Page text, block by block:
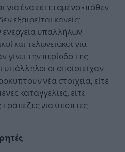
για ένα εκτεταμένο «πόθεν
εξαιρείται κανείς:
ενεργεία υπαλλήλων,
και τελωνειακοί για
γίνει την περίοδο της
οι οποίοι είχαν
νέα στοιχεία, είτε
καταγγελίες, είτε
για ύποπτες